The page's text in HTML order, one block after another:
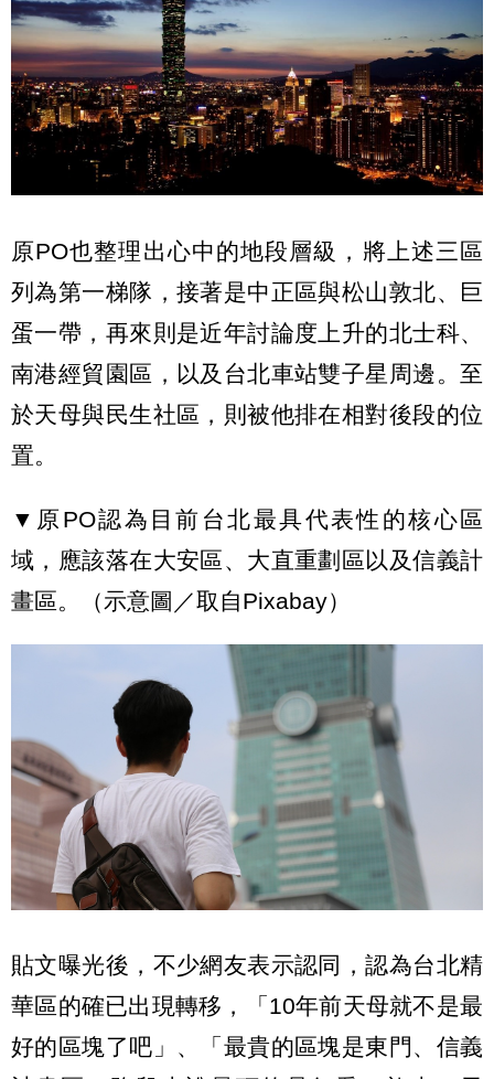
原PO也整理出心中的地段層級，將上述三區
列為第一梯隊，接著是中正區與松山敦北、巨
蛋一帶，再來則是近年討論度上升的北士科、
南港經貿園區，以及台北車站雙子星周邊。至
於天母與民生社區，則被他排在相對後段的位
置。
▼原PO認為目前台北最具代表性的核心區
域，應該落在大安區、大直重劃區以及信義計
畫區。（示意圖／取自Pixabay）
貼文曝光後，不少網友表示認同，認為台北精
華區的確已出現轉移，「10年前天母就不是最
好的區塊了吧」、「最貴的區塊是東門、信義